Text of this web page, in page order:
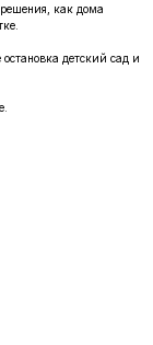
как дома
детский сад и